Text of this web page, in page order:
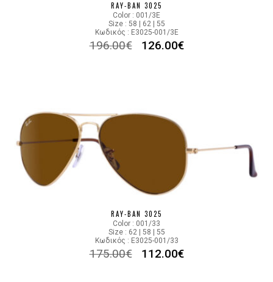
RAY-BAN 3025
Color : 001/3E
Size : 58 | 62 | 55
Κωδικός : E3025-001/3E
196.00€ 126.00€
RAY-BAN 3025
Color : 001/33
Size : 62 | 58 | 55
Κωδικός : E3025-001/33
175.00€ 112.00€